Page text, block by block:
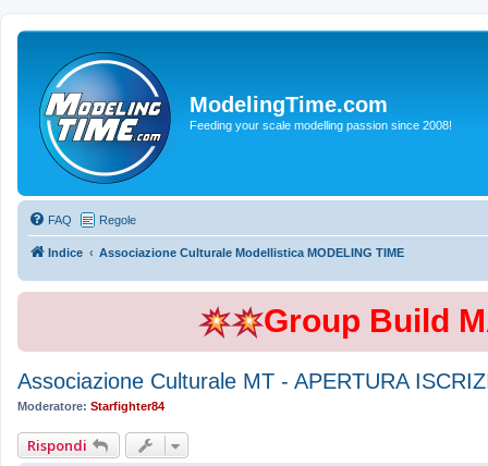
ModelingTime.com
Feeding your scale modelling passion since 2008!
FAQ Regole
Indice Associazione Culturale Modellistica MODELING TIME
Group Build
Associazione Culturale MT - APERTURA
Moderatore: Starfighter84
Rispondi